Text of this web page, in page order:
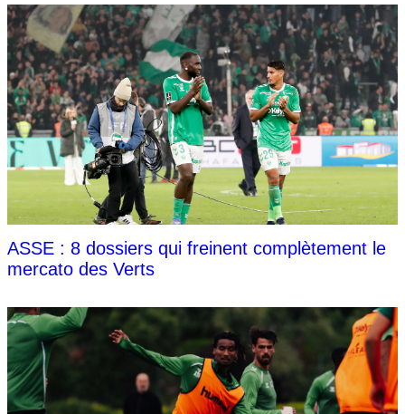
ASSE : 8 dossiers qui freinent complètement le
mercato des Verts